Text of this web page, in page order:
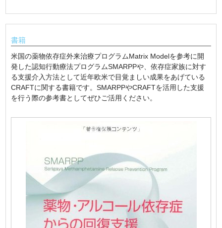
書籍
米国の薬物依存症外来治療プログラムMatrix Modelを参考に開
発した認知行動療法プログラムSMARPPや、依存症家族に対す
る支援介入方法として近年欧米で目覚ましい成果をあげている
CRAFTに関する書籍です。SMARPPやCRAFTを活用した支援
を行う際の参考書としてぜひご活用ください。